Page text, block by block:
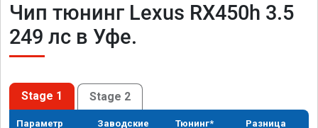
Чип тюнинг Lexus RX450h 3.5
249 лс в Уфе.
Stage 1 Stage 2
Параметр Заводские Тюнинг* Разница